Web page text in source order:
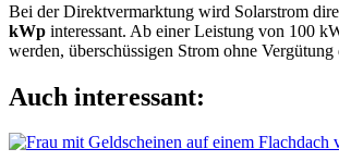
Bei der Direktvermarktung wird Solarstrom
kWp interessant. Ab einer Leistung von 100
werden, überschüssigen Strom ohne
Auch interessant: